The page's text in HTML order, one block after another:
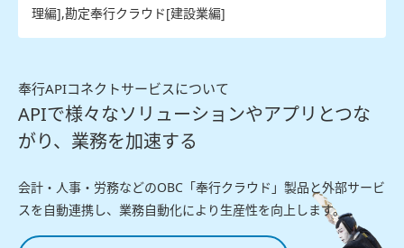
理編],勘定奉行クラウド[建設業編]
奉行APIコネクトサービスについて
APIで様々なソリューションやアプリとつな
がり、業務を加速する
会計・人事・労務などのOBC「奉行クラウド」製品と外部サービ
スを自動連携し、業務自動化により生産性を向上します。